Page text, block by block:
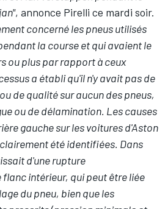
, annonce Pirelli ce mardi soir.
concerné les pneus utilisés
la course et qui avaient le
ou plus par rapport à ceux
a établi qu'il n'y avait pas de
de qualité sur aucun des pneus,
ou de délamination. Les causes
gauche sur les voitures d'Aston
été identifiées. Dans
d'une rupture
intérieur, qui peut être liée
du pneu, bien que les